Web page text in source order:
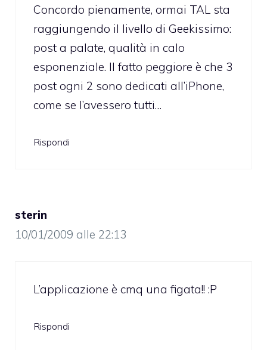
Concordo pienamente, ormai TAL sta
raggiungendo il livello di Geekissimo:
post a palate, qualità in calo
esponenziale. Il fatto peggiore è che 3
post ogni 2 sono dedicati all’iPhone,
come se l’avessero tutti…
Rispondi
sterin
10/01/2009 alle 22:13
L’applicazione è cmq una figata!! :P
Rispondi